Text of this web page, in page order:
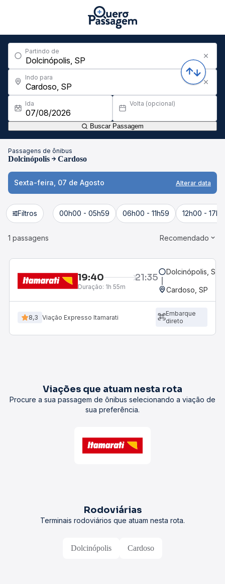
Partindo de
Indo para
Ida Volta (opcional)
Buscar Passagem
Passagens de ônibus
Dolcinópolis Cardoso
Sexta-feira, 07 de Agosto Alterar data
Filtros 00h00 - 05h59 06h00 - 11h59 12h00 -
1 passagens Recomendado
19:40 21:35
Duração: 1h 55m
Dolcinópolis, SP
Cardoso, SP
8,3 Viação Expresso Itamarati
Embarque
direto
Viações que atuam nesta rota
Procure a sua passagem de ônibus selecionando a viação de
sua preferência.
Rodoviárias
Terminais rodoviários que atuam nesta rota.
Dolcinópolis Cardoso